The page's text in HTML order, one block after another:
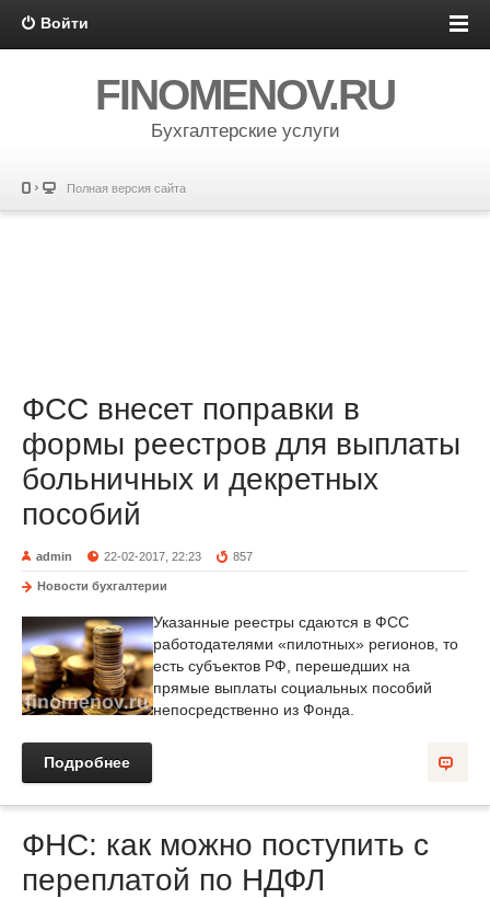
Войти
FINOMENOV.RU
Бухгалтерские услуги
Полная версия сайта
ФСС внесет поправки в
формы реестров для выплаты
больничных и декретных
пособий
admin 22-02-2017, 22:23 857
Новости бухгалтерии
Указанные реестры сдаются в ФСС
работодателями «пилотных» регионов, то
есть субъектов РФ, перешедших на
прямые выплаты социальных пособий
непосредственно из Фонда.
Подробнее
ФНС: как можно поступить с
переплатой по НДФЛ